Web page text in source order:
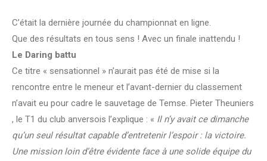
C’était la dernière journée du championnat en ligne.
Que des résultats en tous sens ! Avec un finale inattendu !
Le Daring battu
Ce titre « sensationnel » n’aurait pas été de mise si la
rencontre entre le meneur et l’avant-dernier du classement
n’avait eu pour cadre le sauvetage de Temse. Pieter Theuniers
, le T1 du club anversois l’explique : « Il n’y avait ce dimanche
qu’un seul résultat capable d’entretenir l’espoir : la victoire.
Une mission loin d’être évidente face à une solide équipe du